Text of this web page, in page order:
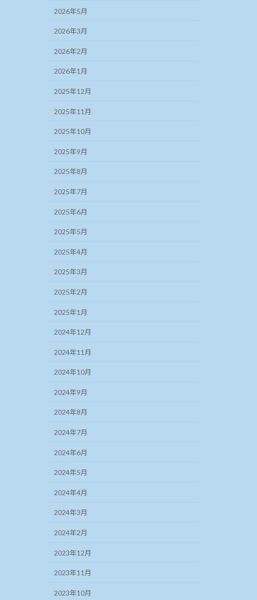
2026年5月
2026年3月
2026年2月
2026年1月
2025年12月
2025年11月
2025年10月
2025年9月
2025年8月
2025年7月
2025年6月
2025年5月
2025年4月
2025年3月
2025年2月
2025年1月
2024年12月
2024年11月
2024年10月
2024年9月
2024年8月
2024年7月
2024年6月
2024年5月
2024年4月
2024年3月
2024年2月
2023年12月
2023年11月
2023年10月